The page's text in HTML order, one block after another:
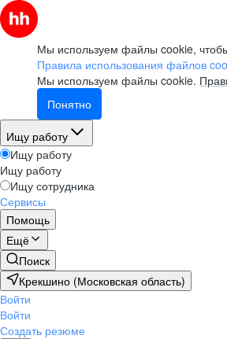
Мы используем файлы cookie,
Правила использования файлов
Мы используем файлы cookie.
Понятно
Ищу работу
Ищу работу
Ищу работу
Ищу сотрудника
Сервисы
Помощь
Ещё
Поиск
Крекшино (Московская область)
Войти
Войти
Создать резюме